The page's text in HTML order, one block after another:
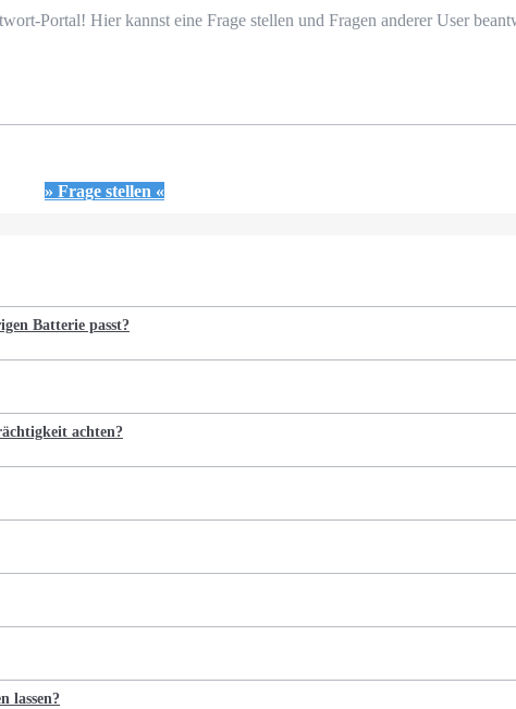
Portal! Hier kannst eine Frage stellen und Fragen anderer User
» Frage stellen «
Batterie passt?
achten?
lassen?